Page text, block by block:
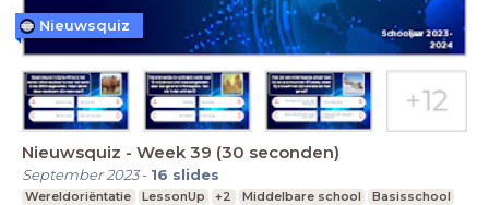
Nieuwsquiz - Week 39 (30 seconden)
September 2023- 16 slides
Wereldoriëntatie LessonUp +2 Middelbare school
Basisschool
Nieuwsquiz